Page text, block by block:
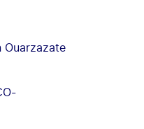
Ouarzazate